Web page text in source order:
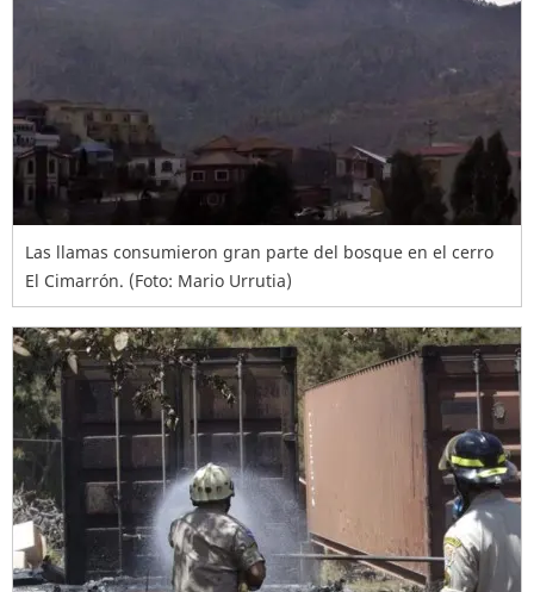
Las llamas consumieron gran parte del bosque en el cerro
El Cimarrón. (Foto: Mario Urrutia)